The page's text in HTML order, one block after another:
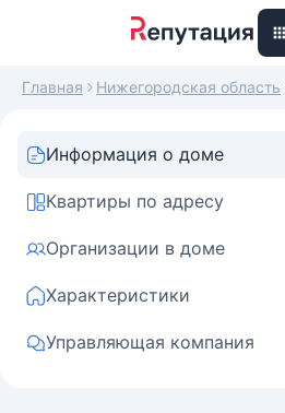
Главная Нижегородская область
Информация о доме
Квартиры по адресу
Организации в доме
Характеристики
Управляющая компания